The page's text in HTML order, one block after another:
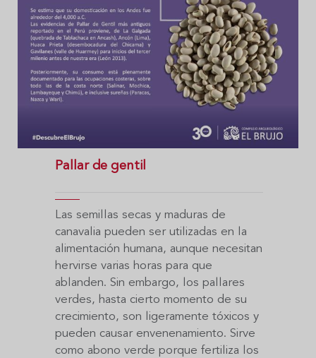
Pallar de gentil
Las semillas secas y maduras de
canavalia pueden ser utilizadas en la
alimentación humana, aunque necesitan
hervirse varias horas para que
ablanden. Sin embargo, los pallares
verdes, hasta cierto momento de su
crecimiento, son ligeramente tóxicos y
pueden causar envenenamiento. Sirve
como abono verde porque fertiliza los